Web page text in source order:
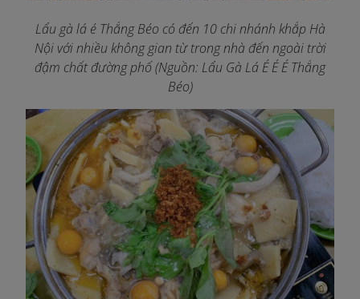
Lẩu gà lá é Thắng Béo có đến 10 chi nhánh khắp Hà
Nội với nhiều không gian từ trong nhà đến ngoài trời
đậm chất đường phố (Nguồn: Lẩu Gà Lá É É É Thắng
Béo)